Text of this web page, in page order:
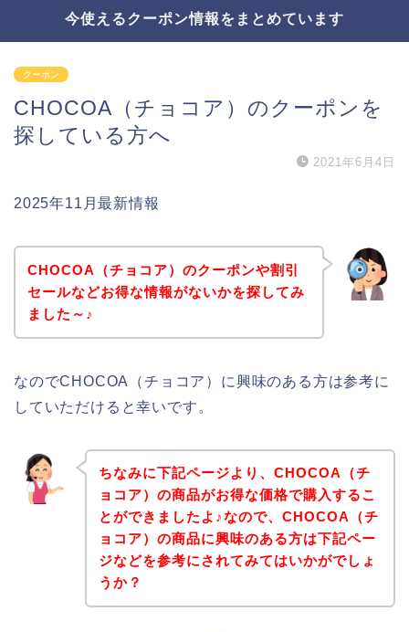
今使えるクーポン情報をまとめています
クーポン
CHOCOA（チョコア）のクーポンを
探している方へ
2021年6月4日
2025年11月最新情報
CHOCOA（チョコア）のクーポンや割引
セールなどお得な情報がないかを探してみ
ました～♪
なのでCHOCOA（チョコア）に興味のある方は参考に
していただけると幸いです。
ちなみに下記ページより、CHOCOA（チ
ョコア）の商品がお得な価格で購入するこ
とができましたよ♪なので、CHOCOA（チ
ョコア）の商品に興味のある方は下記ペー
ジなどを参考にされてみてはいかがでしょ
うか？